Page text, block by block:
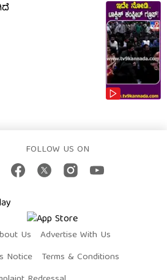
FOLLOW US ON
Us
Advertise With Us
Notice
Terms & Conditions